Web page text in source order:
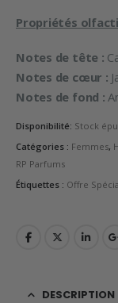
Propriétés
Notes de tête :
Notes de cœur :
Notes de fond :
Disponibilité: Stock
Catégories : Femmes,
RP Parfums
Étiquettes : Offre
DESCRIPTION